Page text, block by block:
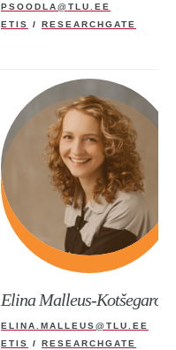
PSOODLA@TLU.EE
ETIS
/ RESEARCHGATE
Elina Malleus-Kotšegarov
ELINA.MALLEUS@TLU.EE
ETIS
/ RESEARCHGATE